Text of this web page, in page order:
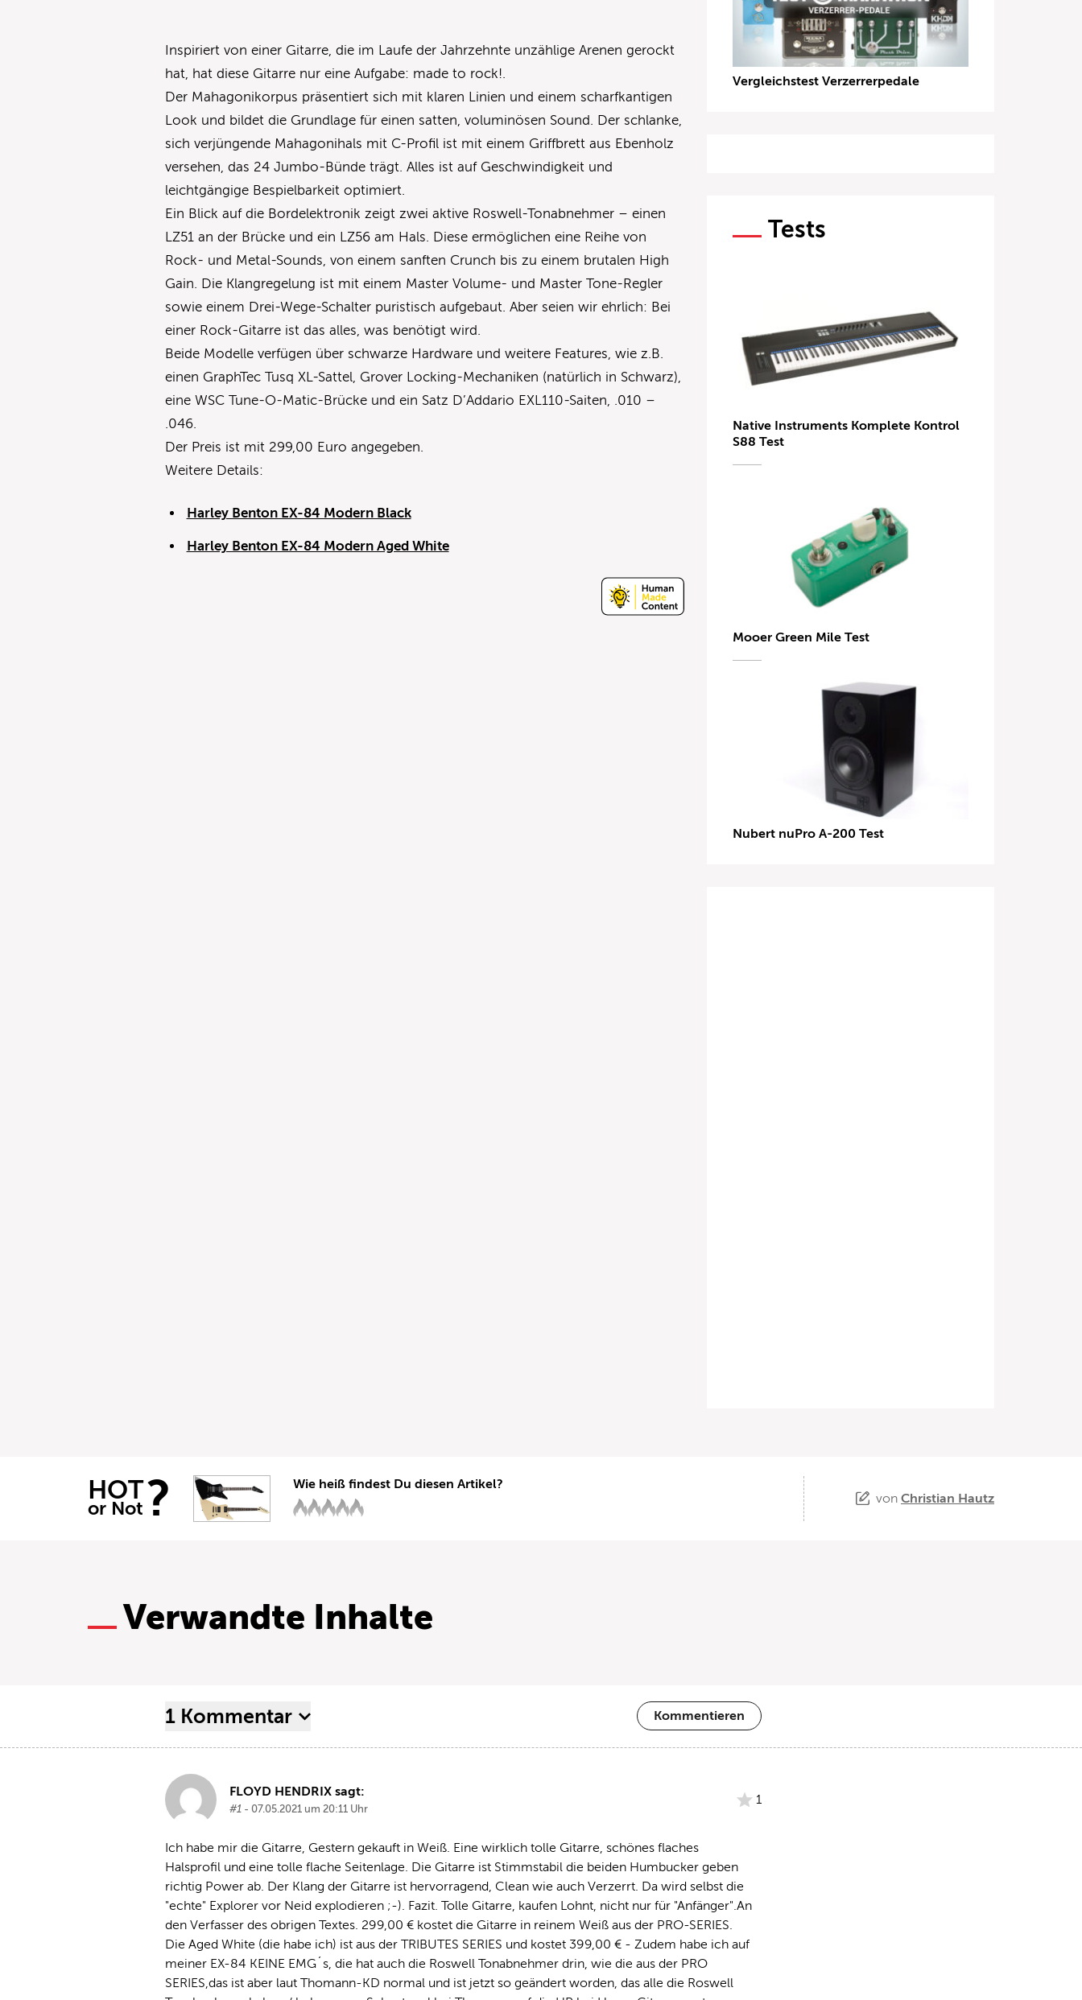
Inspiriert von einer Gitarre, die im Laufe der Jahrzehnte unzählige Arenen gerockt
hat, hat diese Gitarre nur eine Aufgabe: made to rock!.
Der Mahagonikorpus präsentiert sich mit klaren Linien und einem scharfkantigen
Look und bildet die Grundlage für einen satten, voluminösen Sound. Der schlanke,
sich verjüngende Mahagonihals mit C-Profil ist mit einem Griffbrett aus Ebenholz
versehen, das 24 Jumbo-Bünde trägt. Alles ist auf Geschwindigkeit und
leichtgängige Bespielbarkeit optimiert.
Ein Blick auf die Bordelektronik zeigt zwei aktive Roswell-Tonabnehmer – einen
LZ51 an der Brücke und ein LZ56 am Hals. Diese ermöglichen eine Reihe von
Rock- und Metal-Sounds, von einem sanften Crunch bis zu einem brutalen High
Gain. Die Klangregelung ist mit einem Master Volume- und Master Tone-Regler
sowie einem Drei-Wege-Schalter puristisch aufgebaut. Aber seien wir ehrlich: Bei
einer Rock-Gitarre ist das alles, was benötigt wird.
Beide Modelle verfügen über schwarze Hardware und weitere Features, wie z.B.
einen GraphTec Tusq XL-Sattel, Grover Locking-Mechaniken (natürlich in Schwarz),
eine WSC Tune-O-Matic-Brücke und ein Satz D’Addario EXL110-Saiten, .010 –
.046.
Der Preis ist mit 299,00 Euro angegeben.
Weitere Details:
Harley Benton EX-84 Modern Black
Harley Benton EX-84 Modern Aged White
Vergleichstest Verzerrerpedale
Tests
Native Instruments Komplete Kontrol
S88 Test
Mooer Green Mile Test
Nubert nuPro A-200 Test
HOT
or Not ?
Wie heiß findest Du diesen Artikel?
von Christian Hautz
Verwandte Inhalte
1 Kommentar Kommentieren
FLOYD HENDRIX sagt:
#1 - 07.05.2021 um 20:11 Uhr
1
Ich habe mir die Gitarre, Gestern gekauft in Weiß. Eine wirklich tolle Gitarre, schönes flaches
Halsprofil und eine tolle flache Seitenlage. Die Gitarre ist Stimmstabil die beiden Humbucker geben
richtig Power ab. Der Klang der Gitarre ist hervorragend, Clean wie auch Verzerrt. Da wird selbst die
"echte" Explorer vor Neid explodieren ;-). Fazit. Tolle Gitarre, kaufen Lohnt, nicht nur für "Anfänger".An
den Verfasser des obrigen Textes. 299,00 € kostet die Gitarre in reinem Weiß aus der PRO-SERIES.
Die Aged White (die habe ich) ist aus der TRIBUTES SERIES und kostet 399,00 € - Zudem habe ich auf
meiner EX-84 KEINE EMG´s, die hat auch die Roswell Tonabnehmer drin, wie die aus der PRO
SERIES,das ist aber laut Thomann-KD normal und ist jetzt so geändert worden, das alle die Roswell